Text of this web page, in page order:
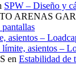
SPW – Diseño y
ARENAS
asientos –
límite, asientos –
en Estabilidad de